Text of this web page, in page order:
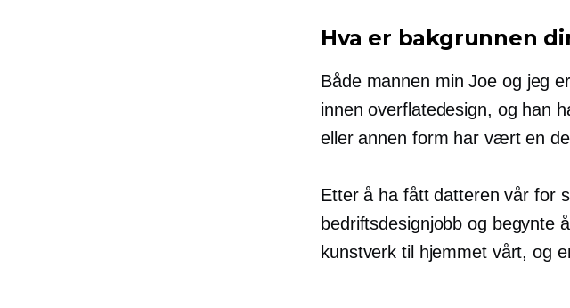
Hva er bakgrunnen
Både mannen min Joe og jeg
innen overflatedesign, og han
eller annen form har vært en
Etter å ha fått datteren vår for
bedriftsdesignjobb og begynte
kunstverk til hjemmet vårt, og